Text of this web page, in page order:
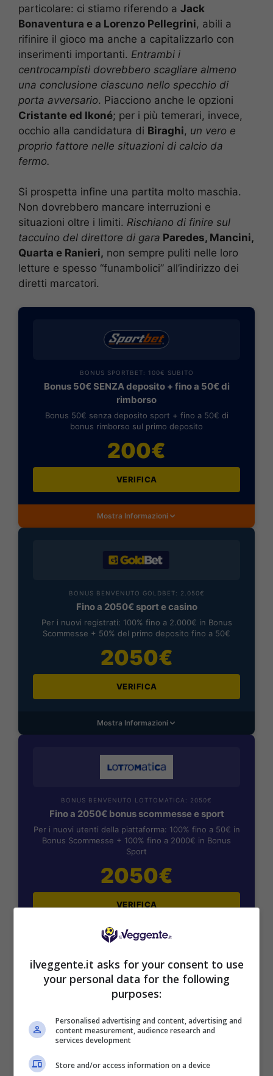
particolare: ci stiamo riferendo a Jack
Bonaventura e a Lorenzo Pellegrini, abili a
rifinire il gioco ma anche a capitalizzarlo con
inserimenti importanti. Entrambi i
centrocampisti dovrebbero scagliare almeno
una conclusione ciascuno nello specchio di
porta avversario. Piacciono anche le opzioni
Cristante ed Ikoné; per i più temerari, invece,
occhio alla candidatura di Biraghi, un vero e
proprio fattore nelle situazioni di calcio da
fermo.
Si prospetta infine una partita molto maschia.
Non dovrebbero mancare interruzioni e
situazioni oltre i limiti. Rischiano di finire sul
taccuino del direttore di gara Paredes, Mancini,
Quarta e Ranieri, non sempre puliti nelle loro
letture e spesso “funambolici” all’indirizzo dei
diretti marcatori.
BONUS SPORTBET: 100€ SUBITO
Bonus 50€ SENZA deposito + fino a 50€ di
rimborso
Bonus 50€ senza deposito sport + fino a 50€ di
bonus rimborso sul primo deposito
200€
VERIFICA
Mostra Informazioni
BONUS BENVENUTO GOLDBET: 2.050€
Fino a 2050€ sport e casino
Per i nuovi registrati: 100% fino a 2.000€ in Bonus
Scommesse + 50% del primo deposito fino a 50€
2050€
VERIFICA
Mostra Informazioni
BONUS BENVENUTO LOTTOMATICA: 2050€
Fino a 2050€ bonus scommesse e sport
Per i nuovi utenti della piattaforma: 100% fino a 50€ in
Bonus Scommesse + 100% fino a 2000€ in Bonus
Sport
2050€
VERIFICA
Mostra Informazioni
SNAI
Bonus Benvenuto Sport: fino a 1.000€
50% sul deposito fino a 50€
1000€
ilveggente.it asks for your consent to use
your personal data for the following
purposes:
Personalised advertising and content, advertising and
content measurement, audience research and
services development
Store and/or access information on a device